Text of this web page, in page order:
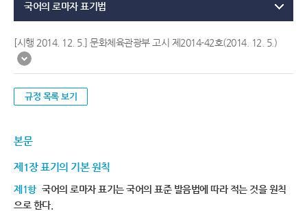
국어의 로마자 표기법
[시행 2014. 12. 5.] 문화체육관광부 고시 제2014-42호(2014. 12. 5.)
규정 목록 보기
본문
제1장 표기의 기본 원칙
제1항 국어의 로마자 표기는 국어의 표준 발음법에 따라 적는 것을 원칙
으로 한다.